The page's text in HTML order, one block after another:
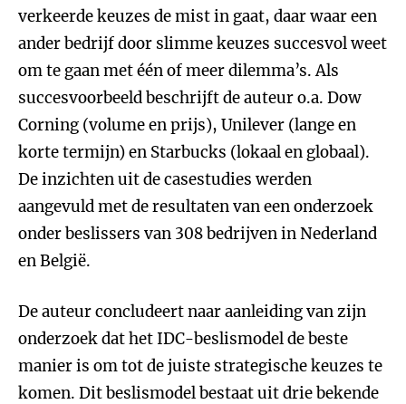
verkeerde keuzes de mist in gaat, daar waar een
ander bedrijf door slimme keuzes succesvol weet
om te gaan met één of meer dilemma’s. Als
succesvoorbeeld beschrijft de auteur o.a. Dow
Corning (volume en prijs), Unilever (lange en
korte termijn) en Starbucks (lokaal en globaal).
De inzichten uit de casestudies werden
aangevuld met de resultaten van een onderzoek
onder beslissers van 308 bedrijven in Nederland
en België.
De auteur concludeert naar aanleiding van zijn
onderzoek dat het IDC-beslismodel de beste
manier is om tot de juiste strategische keuzes te
komen. Dit beslismodel bestaat uit drie bekende